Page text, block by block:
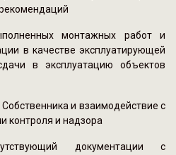
монтажных работ и
в качестве эксплуатирующей
в эксплуатацию объектов
и взаимодействие с
контроля и надзора
документации с